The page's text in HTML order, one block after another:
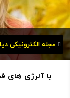
مجله الکترونیکی
با آلرژی های